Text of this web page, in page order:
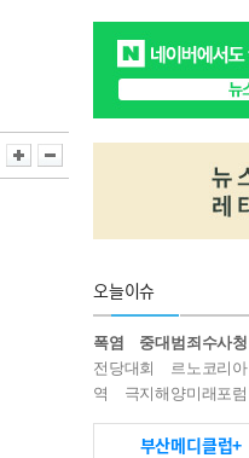
오늘이슈
폭염 중대범죄수사청
전당대회
르노코리아
역
극지해양미래포럼
부산메디클럽+